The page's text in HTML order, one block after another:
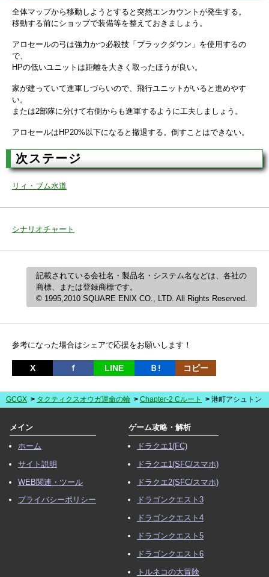
全体マップから移動しようとすると突然エンカウントが発生する。
移動する前にショップで装備等を整えておきましょう。
アロセールの弓は強力かつ必殺技「プラックダウン」を使用するの
で、
HPの低いユニットは距離を大きく取ったほうが良い。
家が建っていて進軍しづらいので、飛行ユニットがいると進めやす
い。
または2部隊に分けて右側からも進軍するように工夫しましょう。
アロセールはHP20%以下になると撤退する。倒すことはできない。
次ステージ
リィ・ブム水道
シナリオチャート
記載されている会社名・製品名・システム名などは、各社の
商標、または登録商標です。
© 1995,2010 SQUARE ENIX CO., LTD. All Rights Reserved.
参考になった場合はシェアで応援をお願いします！
X ｆ LINE Ｂ! コピー
GCGX タクティクスオウガ運命の輪 Chapter-2 Cルート 港町アシュトン
メイン
ホーム
サイト説明
WEB関連・ツール
プライバシーポリシー
ゲーム攻略・解析
ドラクエ1(FC)
ドラクエ1(SFC/スマホ)
ドラクエ2(SFC/スマホ)
ドラゴンクエスト3
ドラゴンクエスト4
ドラゴンクエスト5
ドラゴンクエスト6
トルネコの大冒険